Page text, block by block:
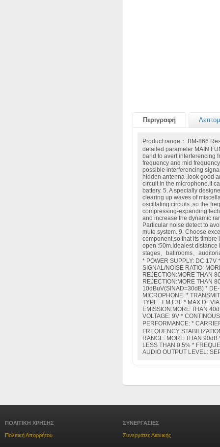
Περιγραφή
Product range： BM-866
detailed parameter MAIN
band to avert interferencing
frequency and mid
possible interferencing
hidden antenna .look good
circuit in the microphone.It
battery. 5. A specially
clearing up waves of
oscillating circuits ,so the
compressing-expanding
and increase the dynamic
Particular noise detect to
mute system. 9. Choose
component,so that its
open :50m.Idealest distance
stages、ballrooms、
* POWER SUPPLY: DC 17V
SIGNAL/NOISE RATIO:
REJECTION:MORE THAN
REJECTION:MORE THAN
10dBuV(SINAD=30dB) *
MICROPHONE: *
TYPE : FM,F3F * MAX
EMISSION:MORE THAN
VOLTAGE: 9V *
PERFORMANCE: *
FREQUENCY
RANGE: MORE THAN
LESS THAN 0.5% *
AUDIO OUTPUT LEVEL:
ΠΟΛΙΤΙΚΗ ΧΡΗΣΗΣ
Πολιτική Απορρήτου
ΣΥΝΕΡΓΑΣΙΕΣ
Συνεργάτες Λιανικής